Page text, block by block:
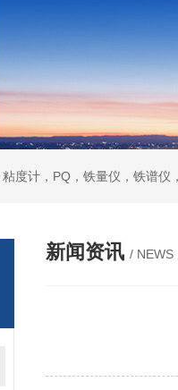
度计，PQ，铁量仪，铁谱仪
新闻资讯 / NEWS